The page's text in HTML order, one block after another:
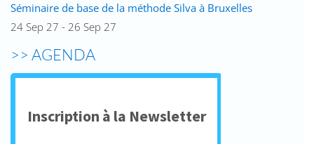
Séminaire de base de la méthode Silva à Bruxelles
24 Sep 27 - 26 Sep 27
>> AGENDA